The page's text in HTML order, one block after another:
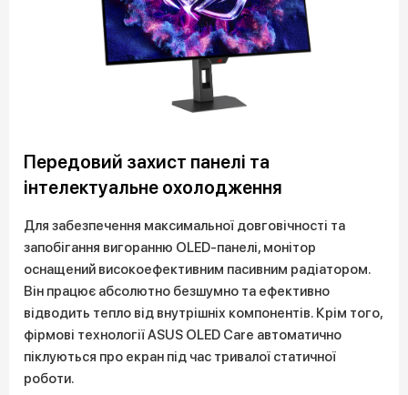
Передовий захист панелі та
інтелектуальне охолодження
Для забезпечення максимальної довговічності та
запобігання вигоранню OLED-панелі, монітор
оснащений високоефективним пасивним радіатором.
Він працює абсолютно безшумно та ефективно
відводить тепло від внутрішніх компонентів. Крім того,
фірмові технології ASUS OLED Care автоматично
піклуються про екран під час тривалої статичної
роботи.